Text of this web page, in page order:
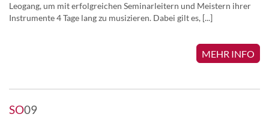
Leogang, um mit erfolgreichen Seminarleitern und Meistern ihrer
Instrumente 4 Tage lang zu musizieren. Dabei gilt es, [...]
MEHR INFO
SO09